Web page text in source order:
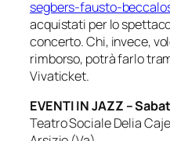
segbers-fausto-
acquistati per lo
concerto. Chi, invece,
rimborso, potrà farlo
Vivaticket.
EVENTI IN JAZZ –
Teatro Sociale Delia